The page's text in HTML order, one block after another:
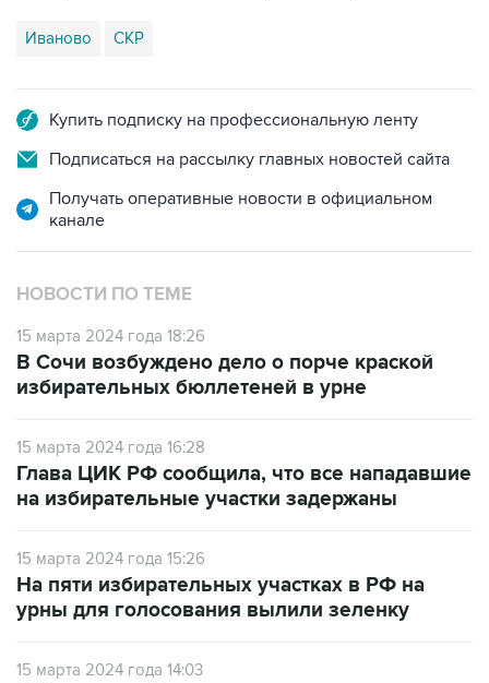
Иваново СКР
Купить подписку на профессиональную ленту
Подписаться на рассылку главных новостей сайта
Получать оперативные новости в официальном
канале
НОВОСТИ ПО ТЕМЕ
15 марта 2024 года 18:26
В Сочи возбуждено дело о порче краской
избирательных бюллетеней в урне
15 марта 2024 года 16:28
Глава ЦИК РФ сообщила, что все нападавшие
на избирательные участки задержаны
15 марта 2024 года 15:26
На пяти избирательных участках в РФ на
урны для голосования вылили зеленку
15 марта 2024 года 14:03